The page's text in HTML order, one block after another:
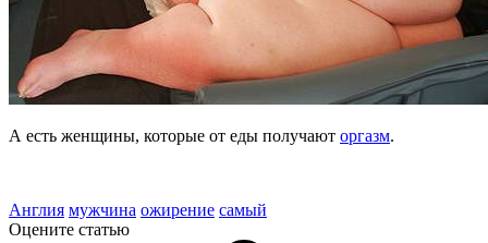
А есть женщины, которые от еды получают оргазм.
Англия мужчина ожирение самый
Оцените статью